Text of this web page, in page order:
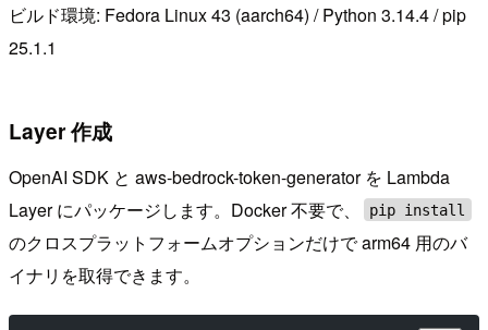
ビルド環境: Fedora Linux 43 (aarch64) / Python 3.14.4 / pip
25.1.1
Layer 作成
OpenAI SDK と aws-bedrock-token-generator を Lambda
Layer にパッケージします。Docker 不要で、
pip install
のクロスプラットフォームオプションだけで arm64 用のバ
イナリを取得できます。